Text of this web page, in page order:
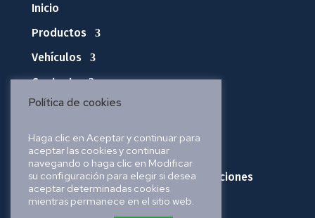
Inicio
Productos
Vehículos
Contacto
Política de cookies
Política de envíos, pedidos y devoluciones
Aviso legal
Política de cookies
Haga clic en Aceptar y continuar para
aceptar las cookies y continuar
navegando o haga clic en Modificar
su configuración para elegir si desea
aceptar determinadas cookies
mientras permanece en el sitio web.